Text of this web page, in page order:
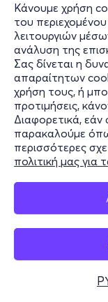
Κάνουμε χρήση
του
λειτουργιών
ανάλυση της
Σας δίνεται η
απαραίτητων
χρήση τους, ή
προτιμήσεις,
Διαφορετικά,
παρακαλούμε
περισσότερες
πολιτική μας για